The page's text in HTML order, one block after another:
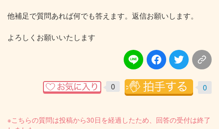
他補足で質問あれば何でも答えます。返信お願いします。
よろしくお願いいたします
0 0
※こちらの質問は投稿から30日を経過したため、回答の受付は終了